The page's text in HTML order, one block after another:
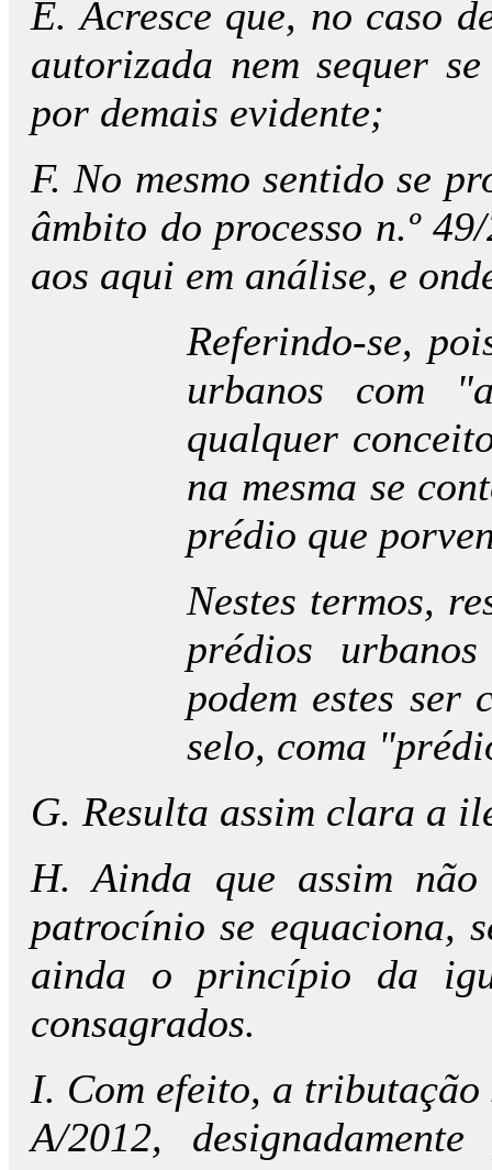
E. Acresce que, no caso
autorizada nem sequer
por demais evidente;
F. No mesmo sentido se
âmbito do processo n.º
aos aqui em análise, e
Referindo-se,
urbanos com
qualquer
na mesma se
prédio que
Nestes termos,
prédios
podem estes ser
selo, coma
G. Resulta assim clara a
H. Ainda que assim
patrocínio se equaciona,
ainda o princípio da
consagrados.
I. Com efeito, a
A/2012,